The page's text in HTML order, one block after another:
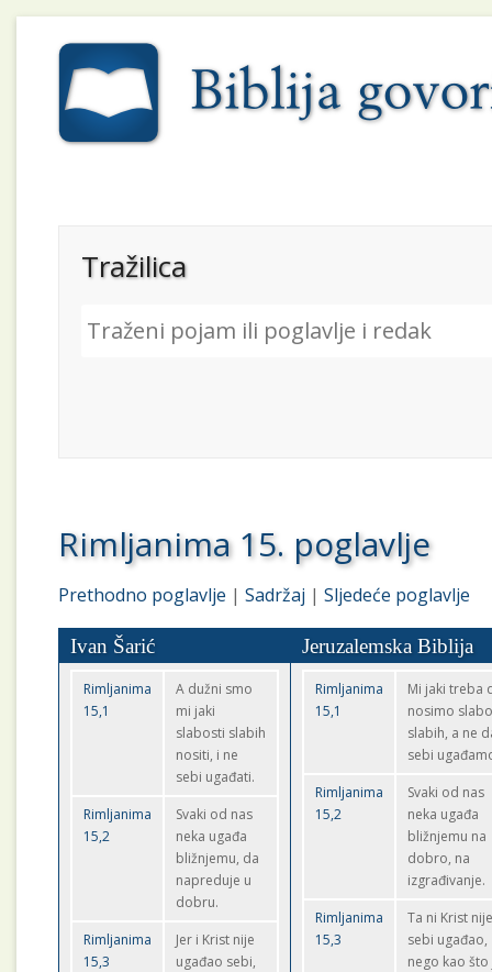
Tražilica
Rimljanima 15. poglavlje
Prethodno poglavlje |Sadržaj |Sljedeće poglavlje
Ivan Šarić Jeruzalemska Biblija
Rimljanima
15,1
A dužni smo
mi jaki
slabosti slabih
nositi, i ne
sebi ugađati.
Rimljanima
15,2
Svaki od nas
neka ugađa
bližnjemu, da
napreduje u
dobru.
Rimljanima
15,3
Jer i Krist nije
ugađao sebi,
Rimljanima
15,1
Mi jaki treba
nosimo
slabih, a ne
sebi
Rimljanima
15,2
Svaki od nas
neka ugađa
bližnjemu na
dobro, na
izgrađivanje.
Rimljanima
15,3
Ta ni Krist
sebi ugađao,
nego kao što